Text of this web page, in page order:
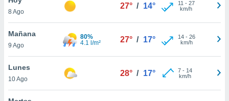
en
más
nuestra
8 Ago
27° / 14° 11 - 27
km/h
Mañana
9 Ago
80%
4.1 l/m²
27° / 17° 14- 26
km/h
Lunes
10 Ago
28° / 17° 7- 14
km/h